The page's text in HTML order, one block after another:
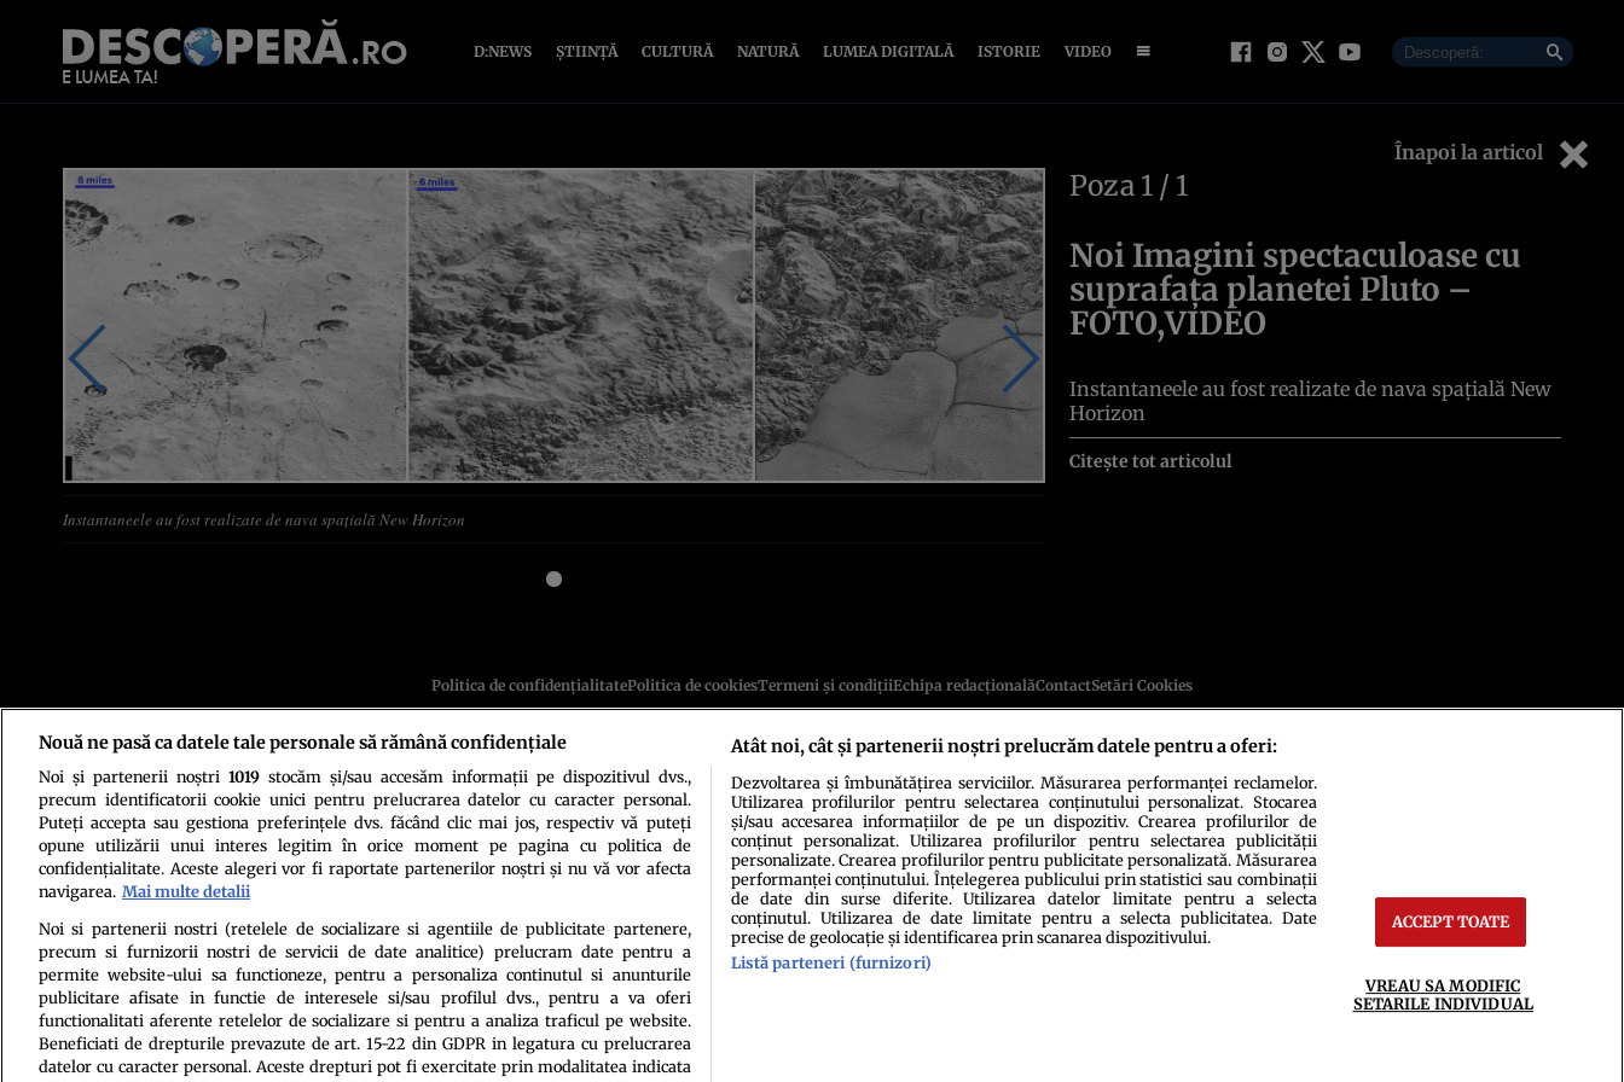
D:NEWS ȘTIINȚĂ CULTURĂ NATURĂ LUMEA DIGITALĂ ISTORIE VIDEO
Înapoi la articol
Instantaneele au fost realizate de nava spaţială New Horizon
Poza 1 / 1
Noi Imagini spectaculoase cu
suprafaţa planetei Pluto –
FOTO,VIDEO
Instantaneele au fost realizate de nava spaţială New
Horizon
Citește tot articolul
Politica de confidenţialitatePolitica de cookiesTermeni şi condiţiiEchipa redacționalăContactSetări Cookies
Citarea se poate face în limita a 250 de semne. Nici o instituţie sau persoană (site-uri, instituţii mass-media, firme de monitorizare) nu poate reproduce integral scrierile publicistice purtătoare de Drepturi de Autor.
Decizia ONJN nr. 1598/16.09.2021. Jocurile de noroc sunt interzise minorilor.
Nouă ne pasă ca datele tale personale să rămână confidențiale
Noi și partenerii noștri 1019stocăm și/sau accesăm informații pe dispozitivul dvs.,
precum identificatorii cookie unici pentru prelucrarea datelor cu caracter personal.
Puteți accepta sau gestiona preferințele dvs. făcând clic mai jos, respectiv vă puteți
opune utilizării unui interes legitim în orice moment pe pagina cu politica de
confidențialitate. Aceste alegeri vor fi raportate partenerilor noștri și nu vă vor afecta
navigarea. Mai multe detalii
Noi si partenerii nostri (retelele de socializare si agentiile de publicitate partenere,
precum si furnizorii nostri de servicii de date analitice) prelucram date pentru a
permite website-ului sa functioneze, pentru a personaliza continutul si anunturile
publicitare afisate in functie de interesele si/sau profilul dvs., pentru a va oferi
functionalitati aferente retelelor de socializare si pentru a analiza traficul pe website.
Beneficiati de drepturile prevazute de art. 15-22 din GDPR in legatura cu prelucrarea
datelor cu caracter personal. Aceste drepturi pot fi exercitate prin modalitatea indicata
Atât noi, cât și partenerii noștri prelucrăm datele pentru a oferi:
Dezvoltarea și îmbunătățirea serviciilor. Măsurarea performanței reclamelor.
Utilizarea profilurilor pentru selectarea conținutului personalizat. Stocarea
și/sau accesarea informațiilor de pe un dispozitiv. Crearea profilurilor de
conținut personalizat. Utilizarea profilurilor pentru selectarea publicității
personalizate. Crearea profilurilor pentru publicitate personalizată. Măsurarea
performanței conținutului. Înțelegerea publicului prin statistici sau combinații
de date din surse diferite. Utilizarea datelor limitate pentru a selecta
conținutul. Utilizarea de date limitate pentru a selecta publicitatea. Date
precise de geolocație și identificarea prin scanarea dispozitivului.
Listă parteneri (furnizori)
ACCEPT TOATE
VREAU SA MODIFIC
SETARILE INDIVIDUAL